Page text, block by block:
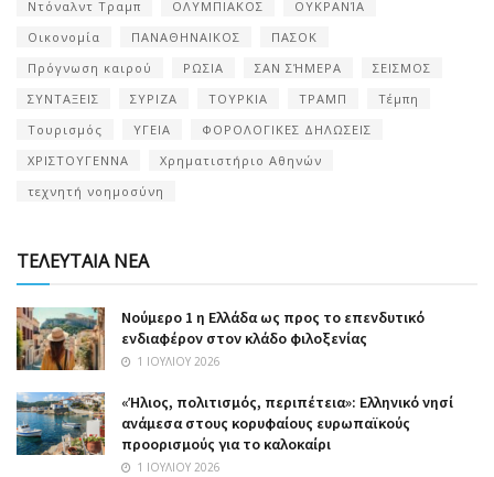
Ντόναλντ Τραμπ
ΟΛΥΜΠΙΑΚΟΣ
ΟΥΚΡΑΝΊΑ
Οικονομία
ΠΑΝΑΘΗΝΑΙΚΟΣ
ΠΑΣΟΚ
Πρόγνωση καιρού
ΡΩΣΙΑ ΣΑΝ ΣΉΜΕΡΑ
ΣΕΙΣΜΟΣ
ΣΥΝΤΑΞΕΙΣ
ΣΥΡΙΖΑ ΤΟΥΡΚΙΑ ΤΡΑΜΠ
Τέμπη
Τουρισμός
ΥΓΕΙΑ
ΦΟΡΟΛΟΓΙΚΕΣ ΔΗΛΩΣΕΙΣ
ΧΡΙΣΤΟΥΓΕΝΝΑ
Χρηματιστήριο Αθηνών
τεχνητή νοημοσύνη
ΤΕΛΕΥΤΑΙΑ ΝΕΑ
Nούμερο 1 η Ελλάδα ως προς το επενδυτικό
ενδιαφέρον στον κλάδο φιλοξενίας
1 ΙΟΥΛΊΟΥ 2026
«Ήλιος, πολιτισμός, περιπέτεια»: Ελληνικό νησί
ανάμεσα στους κορυφαίους ευρωπαϊκούς
προορισμούς για το καλοκαίρι
1 ΙΟΥΛΊΟΥ 2026